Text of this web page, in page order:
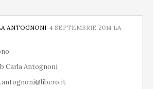
ANTOGNONI 4 SEPTEMBRIE 2014 LA
Carla Antognoni